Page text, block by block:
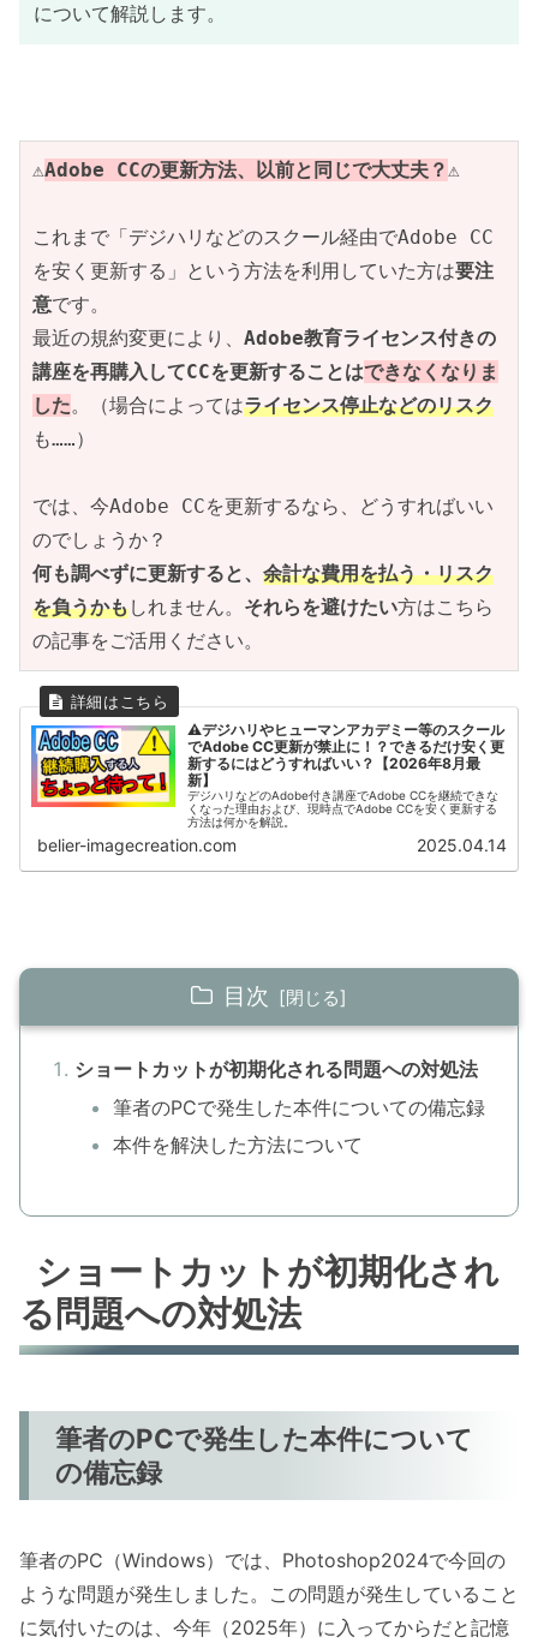
について解説します。
⚠️Adobe CCの更新方法、以前と同じで大丈夫？⚠️
これまで「デジハリなどのスクール経由でAdobe CC
を安く更新する」という方法を利用していた方は要注
意です。
最近の規約変更により、 Adobe教育ライセンス付きの
講座を再購入してCCを更新することはできなくなりま
した。（場合によってはライセンス停止などのリスク
も……）
では、今Adobe CCを更新するなら、どうすればいい
のでしょうか？
何も調べずに更新すると、 余計な費用を払う・リスク
を負うかもしれません。 それらを避けたい方はこちら
の記事をご活用ください。
⚠デジハリやヒューマンアカデミー等のスクール
でAdobe CC更新が禁止に！？できるだけ安く更
新するにはどうすればいい？【2026年8月最
新】
デジハリなどのAdobe付き講座でAdobe CCを継続できな
くなった理由および、現時点でAdobe CCを安く更新する
方法は何かを解説。
belier-imagecreation.com 2025.04.14
目次
ショートカットが初期化される問題への対処法
筆者のPCで発生した本件についての備忘録
本件を解決した方法について
ショートカットが初期化され
る問題への対処法
筆者のPCで発生した本件について
の備忘録
筆者のPC（Windows）では、Photoshop2024で今回の
ような問題が発生しました。この問題が発生していること
に気付いたのは、今年（2025年）に入ってからだと記憶